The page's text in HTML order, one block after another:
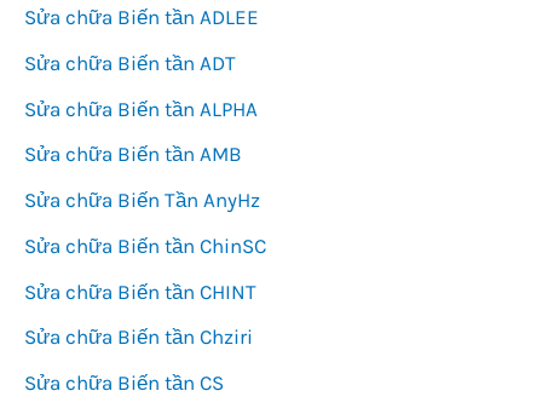
Sửa chữa Biến tần ADLEE
Sửa chữa Biến tần ADT
Sửa chữa Biến tần ALPHA
Sửa chữa Biến tần AMB
Sửa chữa Biến Tần AnyHz
Sửa chữa Biến tần ChinSC
Sửa chữa Biến tần CHINT
Sửa chữa Biến tần Chziri
Sửa chữa Biến tần CS